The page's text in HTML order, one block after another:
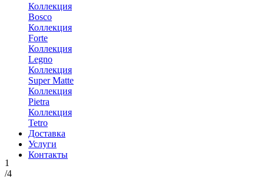
Коллекция
Bosco
Коллекция
Forte
Коллекция
Legno
Коллекция
Super Matte
Коллекция
Pietra
Коллекция
Tetro
Доставка
Услуги
Контакты
1
/4